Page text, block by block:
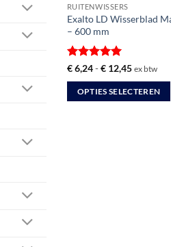
RUITENWISSERS
Exalto LD Wisserblad
– 600 mm
Gewaardeerd
€6,24-€12,45
tot
€ 12,45
ex btw
OPTIES SELECTEREN